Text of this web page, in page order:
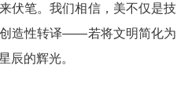
伏笔。我们相信，美不仅是技
造性转译——若将文明简化为
辰的辉光。